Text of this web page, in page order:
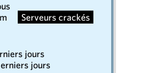
Serveurs crackés
jours
jours